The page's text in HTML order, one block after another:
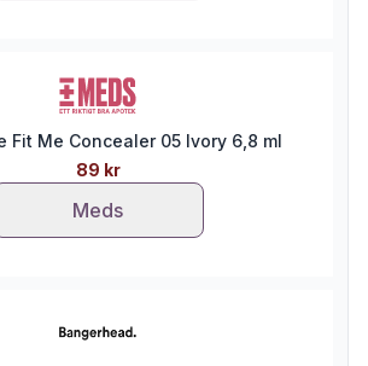
Fit Me Concealer 05 Ivory 6,8 ml
89 kr
Meds